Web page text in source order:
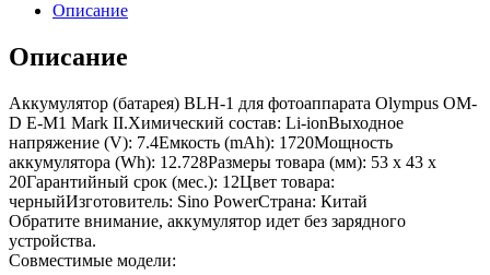
Описание
Описание
Аккумулятор (батарея) BLH-1 для фотоаппарата Olympus OM-
D E-M1 Mark II.Химический состав: Li-ionВыходное
напряжение (V): 7.4Емкость (mAh): 1720Мощность
аккумулятора (Wh): 12.728Размеры товара (мм): 53 x 43 x
20Гарантийный срок (мес.): 12Цвет товара:
черныйИзготовитель: Sino PowerСтрана: Китай
Обратите внимание, аккумулятор идет без зарядного
устройства.
Совместимые модели: